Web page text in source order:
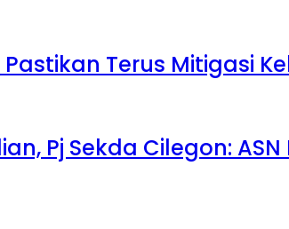
Terus Mitigasi
Pj Sekda Cilegon: